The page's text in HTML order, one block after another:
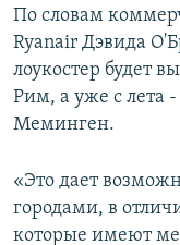
По словам
Ryanair Дэвида
лоукостер будет
Рим, а уже с лета
Меминген.
«Это дает
городами, в
которые имеют